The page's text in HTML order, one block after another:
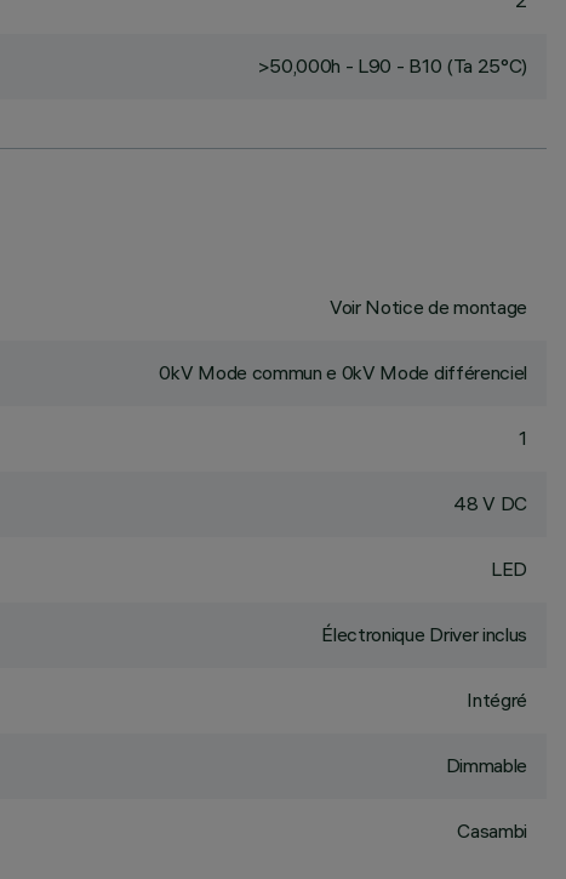
>50,000h - L90 - B10 (Ta 25°C)
Voir Notice de montage
0kV Mode commun e 0kV Mode différenciel
1
48 V DC
LED
Électronique Driver inclus
Intégré
Dimmable
Casambi